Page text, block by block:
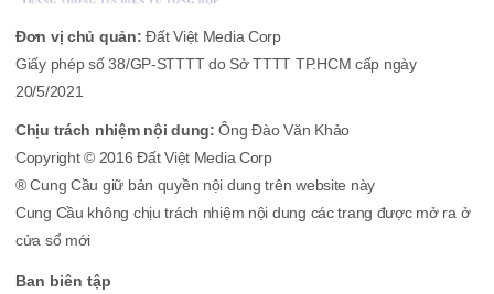
Đơn vị chủ quản: Đất Việt Media Corp
Giấy phép số 38/GP-STTTT do Sở TTTT TP.HCM cấp ngày
20/5/2021
Chịu trách nhiệm nội dung:Ông Đào Văn Khảo
Copyright © 2016 Đất Việt Media Corp
® Cung Cầu giữ bản quyền nội dung trên website này
Cung Cầu không chịu trách nhiệm nội dung các trang được mở ra ở
cửa sổ mới
Ban biên tập